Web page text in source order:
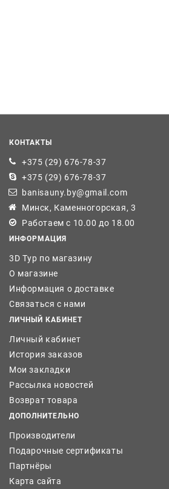
КОНТАКТЫ
+375 (29) 676-78-37
+375 (29) 676-78-37
banisauny.by@gmail.com
Минск, Каменногорская, 3
Работаем с 10.00 до 18.00
ИНФОРМАЦИЯ
3D Тур по магазину
О магазине
Информация о доставке
Связаться с нами
ЛИЧНЫЙ КАБИНЕТ
Личный кабинет
История заказов
Мои закладки
Рассылка новостей
Возврат товара
ДОПОЛНИТЕЛЬНО
Производители
Подарочные сертификаты
Партнёры
Карта сайта